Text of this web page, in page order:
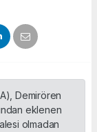
Demirören
eklenen
olmadan